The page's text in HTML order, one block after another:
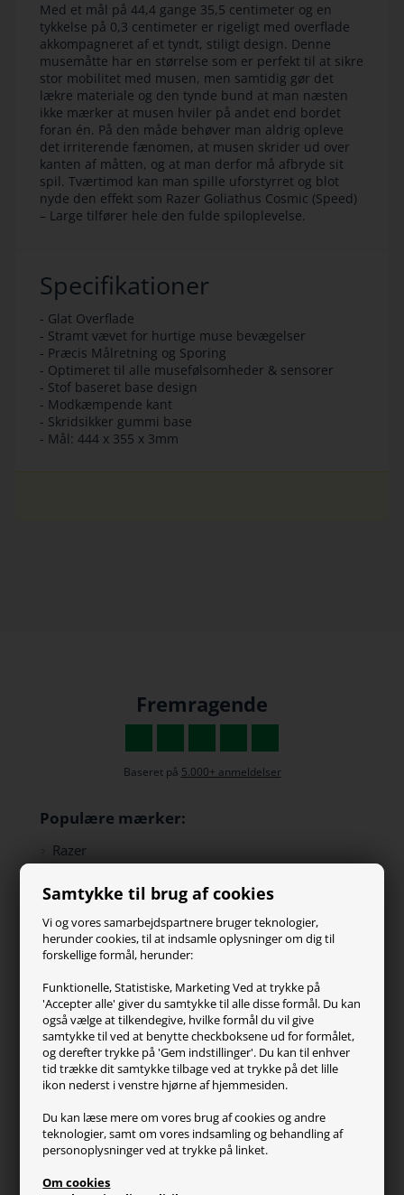
Samtykke til brug af cookies
Vi og vores samarbejdspartnere bruger teknologier,
herunder cookies, til at indsamle oplysninger om dig til
forskellige formål, herunder:
Funktionelle, Statistiske, Marketing Ved at trykke på
'Accepter alle' giver du samtykke til alle disse formål. Du kan
også vælge at tilkendegive, hvilke formål du vil give
samtykke til ved at benytte checkboksene ud for formålet,
og derefter trykke på 'Gem indstillinger'. Du kan til enhver
tid trække dit samtykke tilbage ved at trykke på det lille
ikon nederst i venstre hjørne af hjemmesiden.
Du kan læse mere om vores brug af cookies og andre
teknologier, samt om vores indsamling og behandling af
personoplysninger ved at trykke på linket.
Om cookies
Med et mål på 44,4 gange 35,5 centimeter og en
tykkelse på 0,3 centimeter er rigeligt med overflade
akkompagneret af et tyndt, stiligt design. Denne
musemåtte har en størrelse som er perfekt til at sikre
stor mobilitet med musen, men samtidig gør det
lækre materiale og den tynde bund at man næsten
ikke mærker at musen hviler på andet end bordet
foran én. På den måde behøver man aldrig opleve
det irriterende fænomen, at musen skrider ud over
kanten af måtten, og at man derfor må afbryde sit
spil. Tværtimod kan man spille uforstyrret og blot
nyde den effekt som Razer Goliathus Cosmic (Speed)
– Large tilfører hele den fulde spiloplevelse.
Specifikationer
- Glat Overflade
- Stramt vævet for hurtige muse bevægelser
- Præcis Målretning og Sporing
- Optimeret til alle musefølsomheder & sensorer
- Stof baseret base design
- Modkæmpende kant
- Skridsikker gummi base
- Mål: 444 x 355 x 3mm
Fremragende
Baseret på 5.000+ anmeldelser
Populære mærker:
Razer
SteelSeries
ZOWIE
Turtle Beach
Kundeservice
Kontakt os
FAQ
Handelsvilkår
Reklamation
Generel info
Om os